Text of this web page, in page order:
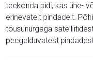
teekonda pidi, kas ühe-
erinevatelt pindadelt.
tõusunurgaga
peegelduvatest